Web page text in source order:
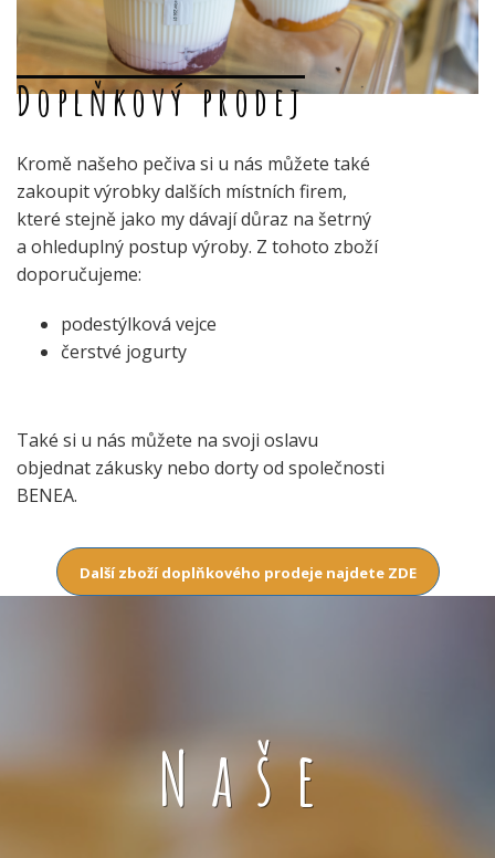
Doplňkový prodej
Kromě našeho pečiva si u nás můžete také
zakoupit výrobky dalších místních firem,
které stejně jako my dávají důraz na šetrný
a ohleduplný postup výroby. Z tohoto zboží
doporučujeme:
podestýlková vejce
čerstvé jogurty
Také si u nás můžete na svoji oslavu
objednat zákusky nebo dorty od společnosti
BENEA.
Další zboží doplňkového prodeje najdete ZDE
Naše